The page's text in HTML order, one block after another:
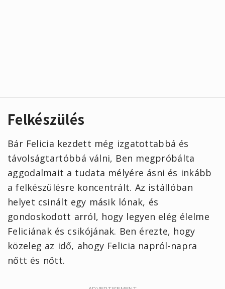
Felkészülés
Bár Felicia kezdett még izgatottabbá és
távolságtartóbbá válni, Ben megpróbálta
aggodalmait a tudata mélyére ásni és inkább
a felkészülésre koncentrált. Az istállóban
helyet csinált egy másik lónak, és
gondoskodott arról, hogy legyen elég élelme
Feliciának és csikójának. Ben érezte, hogy
közeleg az idő, ahogy Felicia napról-napra
nőtt és nőtt.